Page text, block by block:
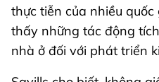
thực tiễn của nhiều
thấy những tác động
nhà ở đối với phát triển